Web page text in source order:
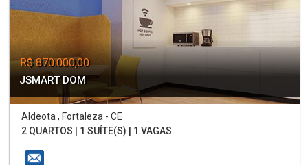
R$ 870.000,00
JSMART DOM
Aldeota , Fortaleza - CE
2 QUARTOS | 1 SUÍTE(S) | 1 VAGAS